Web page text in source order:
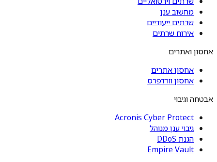
מחשוב ענן
שרתים ייעודיים
אירוח שרתים
אחסון ואתרים
אחסון אתרים
אחסון וורדפרס
אבטחה וגיבוי
Acronis Cyber Protect
גיבוי ענן מנוהל
הגנת DDoS
Empire Vault